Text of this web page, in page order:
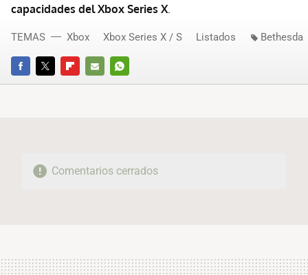
capacidades del Xbox Series X.
FACEBOOKTWITTERFLIPBOARD
E-
WHATSAPP
TEMAS Xbox Xbox Series X / S Listados Bethesda
Comentarios cerrados